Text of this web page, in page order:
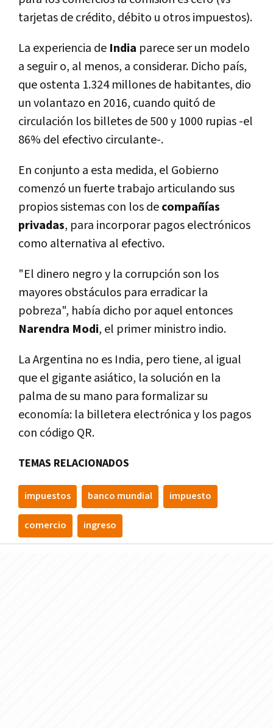
tarjetas de crédito, débito u otros impuestos).
La experiencia de India parece ser un modelo
a seguir o, al menos, a considerar. Dicho paí­s,
que ostenta 1.324 millones de habitantes, dio
un volantazo en 2016, cuando quitó de
circulación los billetes de 500 y 1000 rupias -el
86% del efectivo circulante-.
En conjunto a esta medida, el Gobierno
comenzó un fuerte trabajo articulando sus
propios sistemas con los decompañí­as
privadas, para incorporar pagos electrónicos
como alternativa al efectivo.
"El dinero negro y la corrupción son los
mayores obstáculos para erradicar la
pobreza", habí­a dicho por aquel entonces
Narendra Modi, el primer ministro indio.
La Argentina no es India, pero tiene, al igual
que el gigante asiático, la solución en la
palma de su mano para formalizar su
economí­a: la billetera electrónica y los pagos
con código QR.
TEMAS RELACIONADOS
impuestos banco mundial impuesto
comercio ingreso